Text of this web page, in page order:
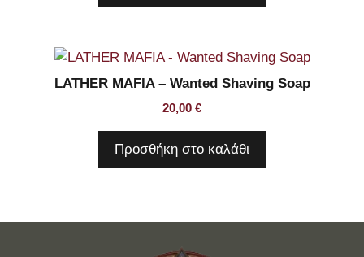
LATHER MAFIA – Wanted Shaving Soap
20,00 €
Προσθήκη στο καλάθι